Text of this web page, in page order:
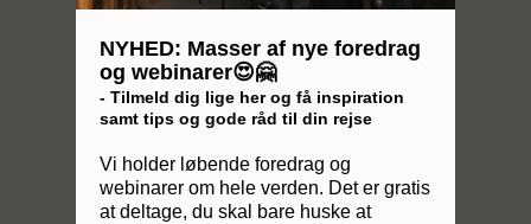
NYHED: Masser af nye foredrag
og webinarer😍🤗
- Tilmeld dig lige her og få inspiration
samt tips og gode råd til din rejse
Vi holder løbende foredrag og
webinarer om hele verden. Det er gratis
at deltage, du skal bare huske at